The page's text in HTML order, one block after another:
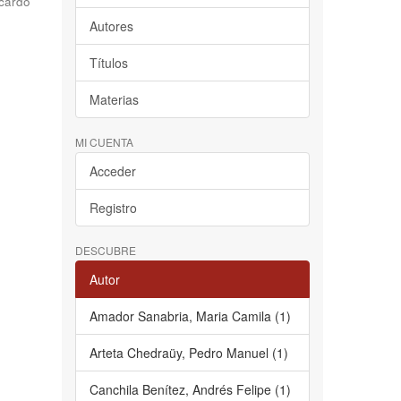
Autores
Títulos
Materias
MI CUENTA
Acceder
Registro
DESCUBRE
Autor
Amador Sanabria, Maria Camila (1)
Arteta Chedraüy, Pedro Manuel (1)
Canchila Benítez, Andrés Felipe (1)